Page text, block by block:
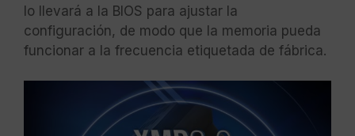
lo llevará a la BIOS para ajustar la
configuración, de modo que la memoria pueda
funcionar a la frecuencia etiquetada de fábrica.